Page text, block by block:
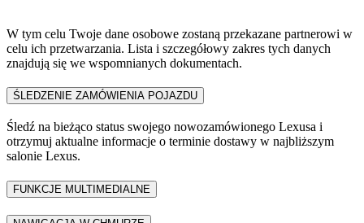
W tym celu Twoje dane osobowe zostaną przekazane partnerowi w
celu ich przetwarzania. Lista i szczegółowy zakres tych danych
znajdują się we wspomnianych dokumentach.
ŚLEDZENIE ZAMÓWIENIA POJAZDU​
Śledź na bieżąco status swojego nowozamówionego Lexusa i
otrzymuj aktualne informacje o terminie dostawy w najbliższym
salonie Lexus.
FUNKCJE MULTIMEDIALNE